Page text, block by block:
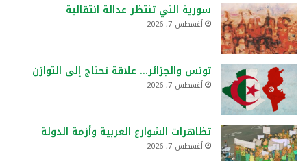
سورية التي تنتظر عدالة انتقالية
أغسطس 7, 2026
تونس والجزائر… علاقة تحتاج إلى التوازن
أغسطس 7, 2026
تظاهرات الشوارع العربية وأزمة الدولة
أغسطس 7, 2026